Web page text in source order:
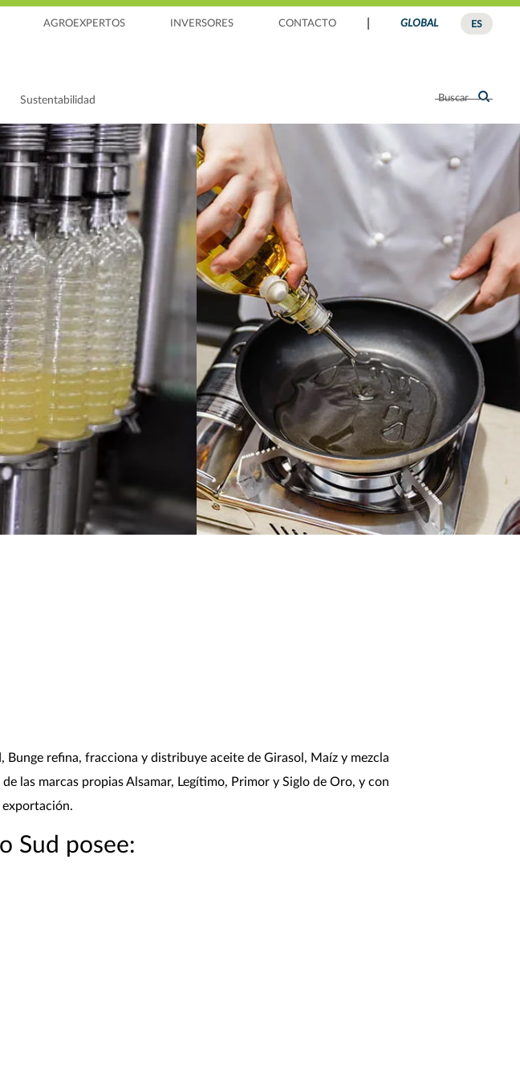
AGROEXPERTOS INVERSORES CONTACTO GLOBAL ES
Sustentabilidad Buscar
Bunge refina, fracciona y distribuye aceite de Girasol, Maíz y mezcla
las marcas propias Alsamar, Legítimo, Primor y Siglo de Oro, y con
exportación.
Sud posee: